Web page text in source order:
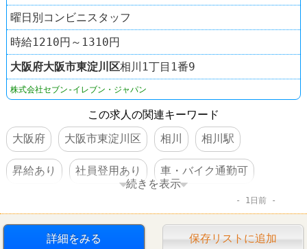
曜日別コンビニスタッフ
時給1210円～1310円
大阪府大阪市東淀川区相川1丁目1番9
株式会社セブン-イレブン・ジャパン
この求人の関連キーワード
大阪府
大阪市東淀川区 相川 相川駅
昇給あり 社員登用あり 車・バイク通勤可
続きを表示
1日前
詳細をみる 保存リストに追加